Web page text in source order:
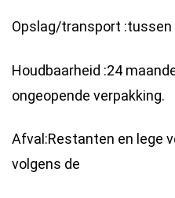
Opslag/transport :tussen
Houdbaarheid :24
ongeopende verpakking.
Afval:Restanten en lege
volgens de